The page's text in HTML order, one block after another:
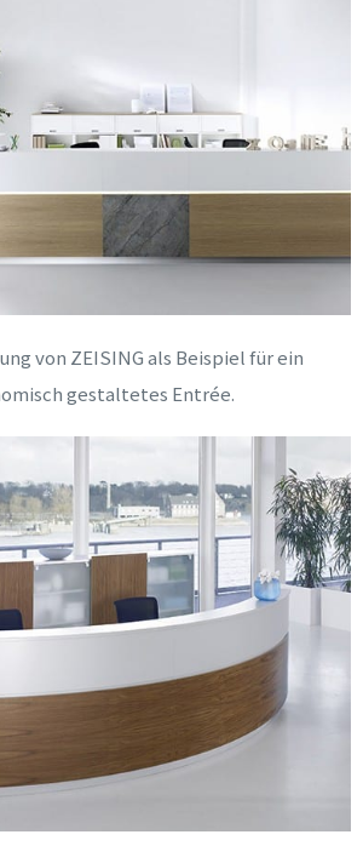
von ZEISING als Beispiel für ein
gestaltetes Entrée.